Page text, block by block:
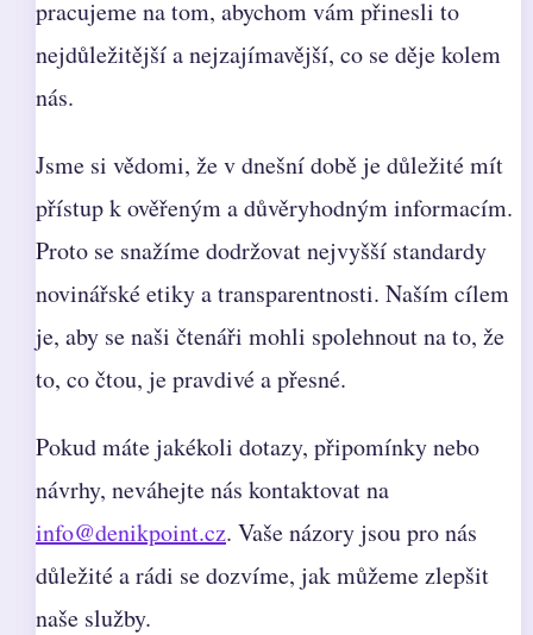
pracujeme na tom, abychom vám přinesli to
nejdůležitější a nejzajímavější, co se děje kolem
nás.
Jsme si vědomi, že v dnešní době je důležité mít
přístup k ověřeným a důvěryhodným informacím.
Proto se snažíme dodržovat nejvyšší standardy
novinářské etiky a transparentnosti. Naším cílem
je, aby se naši čtenáři mohli spolehnout na to, že
to, co čtou, je pravdivé a přesné.
Pokud máte jakékoli dotazy, připomínky nebo
návrhy, neváhejte nás kontaktovat na
info@denikpoint.cz. Vaše názory jsou pro nás
důležité a rádi se dozvíme, jak můžeme zlepšit
naše služby.